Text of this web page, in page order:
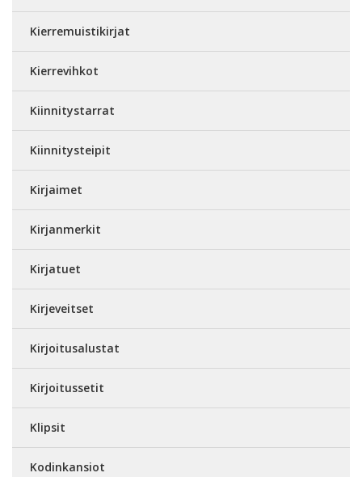
Kierremuistikirjat
Kierrevihkot
Kiinnitystarrat
Kiinnitysteipit
Kirjaimet
Kirjanmerkit
Kirjatuet
Kirjeveitset
Kirjoitusalustat
Kirjoitussetit
Klipsit
Kodinkansiot